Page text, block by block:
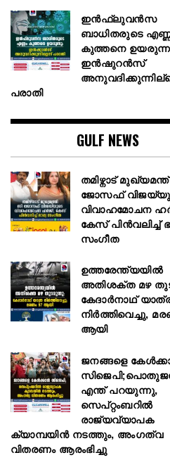
ഇൻഫ്ലുവൻസ
ബാധിതരുടെ
കുത്തനെ
ഇൻഷുറൻസ്
പരാതി
GULF NEWS
തമിഴ്നാട്
ജോസഫ്
വിവാഹമോചന
കേസ് പിൻവലിച്ച്
സംഗീത
ഉത്തരേന്ത്യയിൽ
അതിശക്ത മഴ
കേദാർനാഥ്
നിർത്തിവെച്ചു,
ആയി
ജനങ്ങളെ
എന്ത് പറയുന്നു,
സെപ്റ്റംബറിൽ
രാജ്യവ്യാപക
ക്യാമ്പയിൻ നടത്തും, അംഗത്വ
വിതരണം ആരംഭിച്ചു